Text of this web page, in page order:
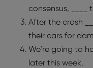
consensus, ____
After the crash
their cars for
We're going to
later this week.